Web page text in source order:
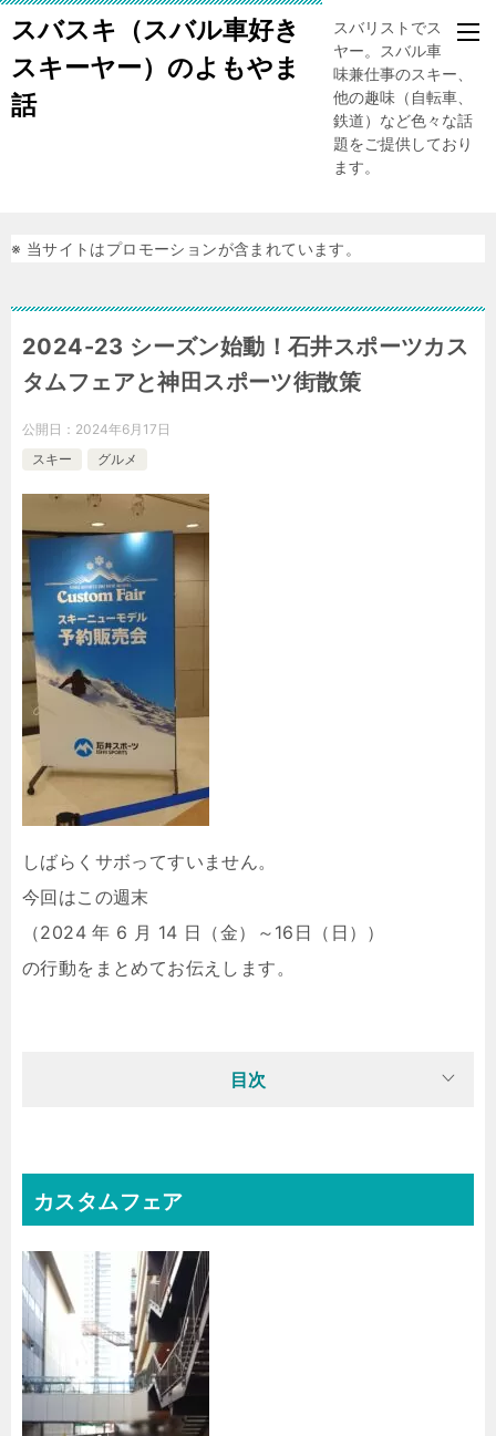
スバスキ（スバル車好き
スキーヤー）のよもやま
話
スバリストでスキー
ヤー。スバル車、趣
味兼仕事のスキー、
他の趣味（自転車、
鉄道）など色々な話
題をご提供しており
ます。
※ 当サイトはプロモーションが含まれています。
2024-23 シーズン始動！石井スポーツカス
タムフェアと神田スポーツ街散策
公開日： 2024年6月17日
スキー
グルメ
しばらくサボってすいません。
今回はこの週末
（2024 年 6 月 14 日（金）～16日（日））
の行動をまとめてお伝えします。
目次
カスタムフェア